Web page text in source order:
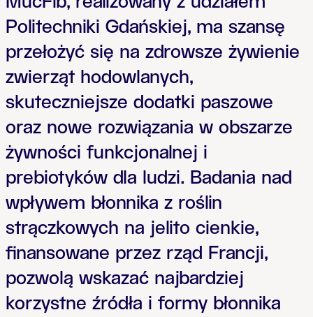
Politechniki Gdańskiej, ma szansę
przełożyć się na zdrowsze żywienie
zwierząt hodowlanych,
skuteczniejsze dodatki paszowe
oraz nowe rozwiązania w obszarze
żywności funkcjonalnej i
prebiotyków dla ludzi. Badania nad
wpływem błonnika z roślin
strączkowych na jelito cienkie,
finansowane przez rząd Francji,
pozwolą wskazać najbardziej
korzystne źródła i formy błonnika